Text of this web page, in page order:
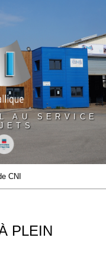
AU SERVICE
CNI
PLEIN